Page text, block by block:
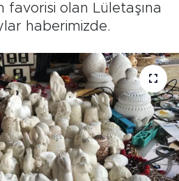
favorisi olan Lületaşına
haberimizde.